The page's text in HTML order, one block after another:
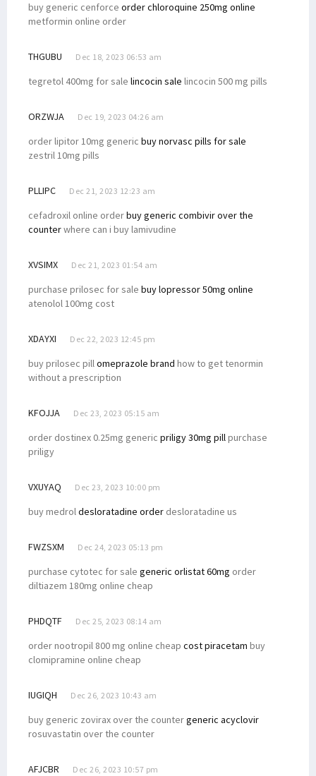
buy generic cenforce order chloroquine 250mg online
metformin online order
THGUBU Dec 18, 2023 06:53 am
tegretol 400mg for sale lincocin sale lincocin 500 mg pills
ORZWJA Dec 19, 2023 04:26 am
order lipitor 10mg generic buy norvasc pills for sale
zestril 10mg pills
PLLIPC Dec 21, 2023 12:23 am
cefadroxil online orderbuy generic combivir over the
counterwhere can i buy lamivudine
XVSIMX Dec 21, 2023 01:54 am
purchase prilosec for sale buy lopressor 50mg online
atenolol 100mg cost
XDAYXI Dec 22, 2023 12:45 pm
buy prilosec pillomeprazole brand how to get tenormin
without a prescription
KFOJJA Dec 23, 2023 05:15 am
order dostinex 0.25mg generic priligy 30mg pillpurchase
priligy
VXUYAQ Dec 23, 2023 10:00 pm
buy medroldesloratadine order desloratadine us
FWZSXM Dec 24, 2023 05:13 pm
purchase cytotec for sale generic orlistat 60mg order
diltiazem 180mg online cheap
PHDQTF Dec 25, 2023 08:14 am
order nootropil 800 mg online cheap cost piracetam buy
clomipramine online cheap
IUGIQH Dec 26, 2023 10:43 am
buy generic zovirax over the countergeneric acyclovir
rosuvastatin over the counter
AFJCBR Dec 26, 2023 10:57 pm